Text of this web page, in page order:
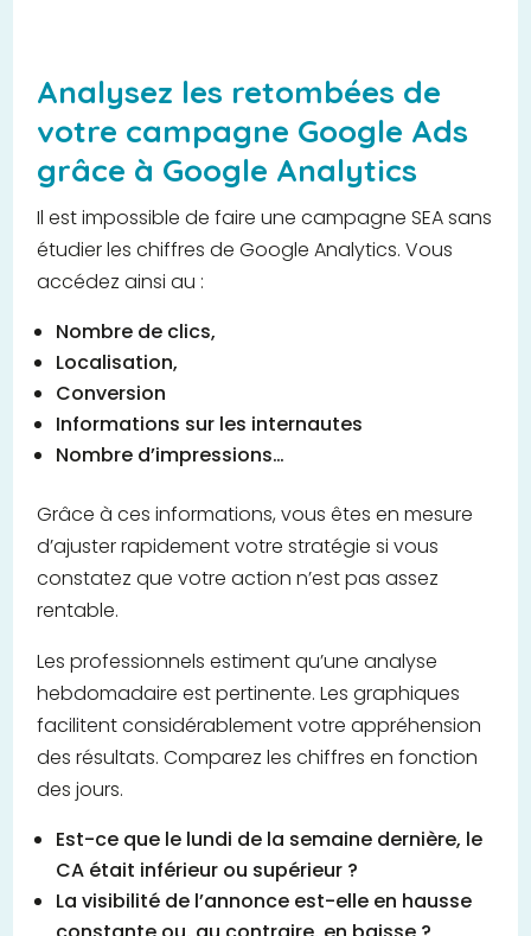
Analysez les retombées de
votre campagne Google Ads
grâce à Google Analytics
Il est impossible de faire une campagne SEA sans
étudier les chiffres de Google Analytics. Vous
accédez ainsi au :
Nombre de clics,
Localisation,
Conversion
Informations sur les internautes
Nombre d’impressions…
Grâce à ces informations, vous êtes en mesure
d’ajuster rapidement votre stratégie si vous
constatez que votre action n’est pas assez
rentable.
Les professionnels estiment qu’une analyse
hebdomadaire est pertinente. Les graphiques
facilitent considérablement votre appréhension
des résultats. Comparez les chiffres en fonction
des jours.
Est-ce que le lundi de la semaine dernière, le
CA était inférieur ou supérieur ?
La visibilité de l’annonce est-elle en hausse